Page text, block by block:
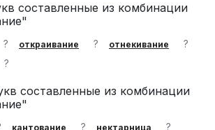
составленные из комбинации
? откраивание ? отнекивание ?
?
составленные из комбинации
кантование ? нектарница ?